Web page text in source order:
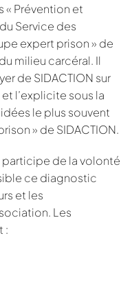
« Prévention et
Service des
expert prison » de
milieu carcéral. Il
de SIDACTION sur
l’explicite sous la
le plus souvent
» de SIDACTION.
de la volonté
ce diagnostic
et les
Les
: